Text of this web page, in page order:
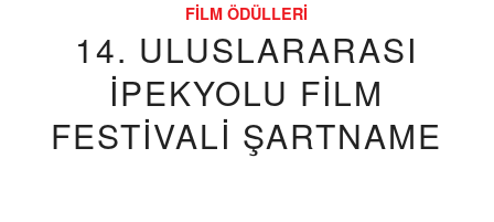
FILM ÖDÜLLERI
14. ULUSLARARASI
İPEKYOLU FİLM
FESTİVALİ ŞARTNAME